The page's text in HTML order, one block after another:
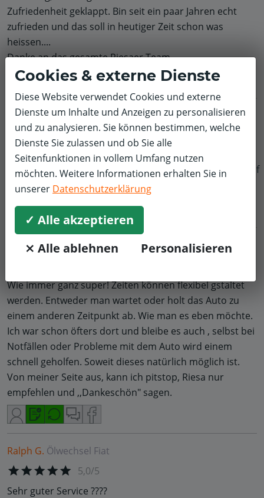
Zufriedenheit geklappt. Bin seit ein paar Jahren echt
zufrieden und das soll in heutiger Zeit schon was
heissen....
Danke an das gesamte Riesaer Team.
Frank M.Inspektion und WartungRenault
5,0/5
Termin konnte ich unkompliziert online buchen.
Fahrzeug Abgabe, Inspektion, Abholung alles top.
Danke
Silvio K.ÖlwechselFord
Wie immer ganz super! Zeiten können flexibel gstaltet
werden. Entweder man wartet oder holt das Auto zu
einem anderen Zeitpunkt ab. Wie man es eben möchte.
Ich war schon öfters dort und bleibe es auch , selbst bei
Notfällen oder Probleme mit dem Auto wird einem
schnell geholfen. Soweit dieses natürlich möglich ist.
Von meiner Seite aus, kann ich pitstop, Riesa nur
empfehlen und ,,Dankeschön" sagen.
Ralph G. Ölwechsel Fiat
5,0/5
Sehr guter Service ????
Cookies & externe Dienste
Diese Website verwendet Cookies und externe
Dienste um Inhalte und Anzeigen zu personalisieren
und zu analysieren. Sie können bestimmen, welche
Dienste Sie zulassen und ob Sie alle
Seitenfunktionen in vollem Umfang nutzen
möchten. Weitere Informationen erhalten Sie in
unserer Datenschutzerklärung
✓ Alle akzeptieren
⨯ Alle ablehnen
Personalisieren
f